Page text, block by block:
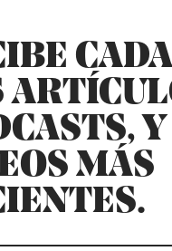
Y
MÁS